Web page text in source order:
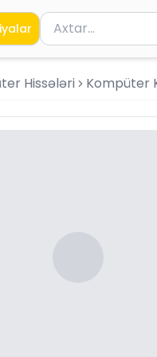
Məhsul axtar
Axtarış üçün ən
Hissələri Kompüter